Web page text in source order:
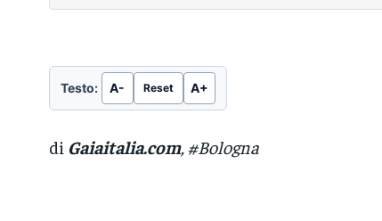
Testo: A- Reset A+
di Gaiaitalia.com, #Bologna